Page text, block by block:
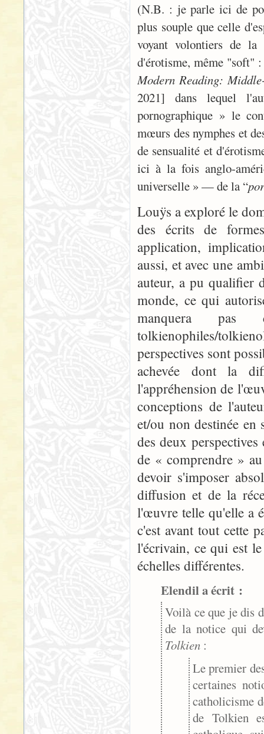
(N.B. : je parle ici de
plus souple que celle
voyant volontiers de
d'érotisme, même "soft"
Modern Reading:
2021] dans lequel
pornographique » le
mœurs des nymphes et
de sensualité et
ici à la fois anglo-
universelle » — de la “
Louÿs a exploré le
des écrits de
application,
aussi, et avec une
auteur, a pu qualifier
monde, ce qui
manquera
tolkienophiles/
perspectives sont
achevée dont la
l'appréhension de
conceptions de
et/ou non destinée
des deux
de « comprendre »
devoir s'imposer
diffusion et de la
l'œuvre telle qu'elle a
c'est avant tout cette
l'écrivain, ce qui est
échelles différentes.
Elendil a écrit :
Voilà ce que je dis
de la notice qui
Tolkien :
Le premier
certaines
catholicisme
de Tolkien